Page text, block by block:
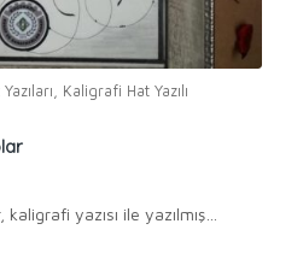
Kaligrafi Hat Yazılı
yazısı ile yazılmış…